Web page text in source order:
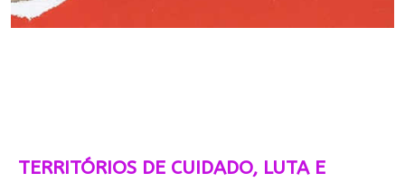
TERRITÓRIOS DE CUIDADO, LUTA E